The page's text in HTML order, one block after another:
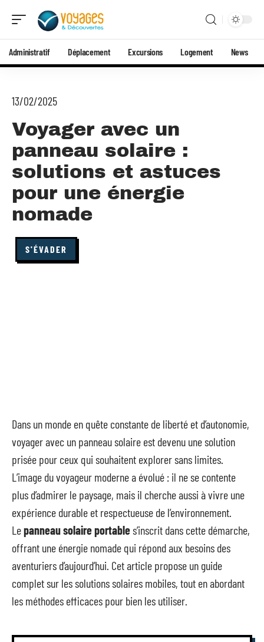
Administratif Déplacement Excursions Logement News
13/02/2025
Voyager avec un
panneau solaire :
solutions et astuces
pour une énergie
nomade
S'ÉVADER
Dans un monde en quête constante de liberté et d’autonomie,
voyager avec un panneau solaire est devenu une solution
prisée pour ceux qui souhaitent explorer sans limites.
L’image du voyageur moderne a évolué : il ne se contente
plus d’admirer le paysage, mais il cherche aussi à vivre une
expérience durable et respectueuse de l’environnement.
Lepanneau solaire portables’inscrit dans cette démarche,
offrant une énergie nomade qui répond aux besoins des
aventuriers d’aujourd’hui. Cet article propose un guide
complet sur les solutions solaires mobiles, tout en abordant
les méthodes efficaces pour bien les utiliser.